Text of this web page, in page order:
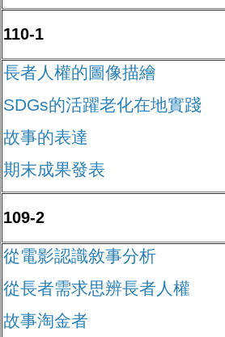
110-1
長者人權的圖像描繪
SDGs的活躍老化在地實踐
故事的表達
期末成果發表
109-2
從電影認識敘事分析
從長者需求思辨長者人權
故事淘金者